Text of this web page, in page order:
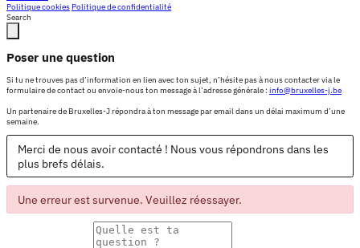
Politique cookies Politique de confidentialité
Search
Poser une question
Si tu ne trouves pas d’information en lien avec ton sujet, n’hésite pas à nous contacter via le
formulaire de contact ou envoie-nous ton message à l’adresse générale : info@bruxelles-j.be
Un partenaire de Bruxelles-J répondra à ton message par email dans un délai maximum d’une
semaine.
Merci de nous avoir contacté ! Nous vous répondrons dans les
plus brefs délais.
Une erreur est survenue. Veuillez réessayer.